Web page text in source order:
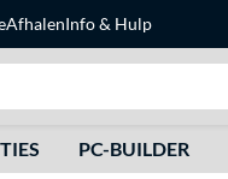
AfhalenInfo & Hulp
PC-BUILDER